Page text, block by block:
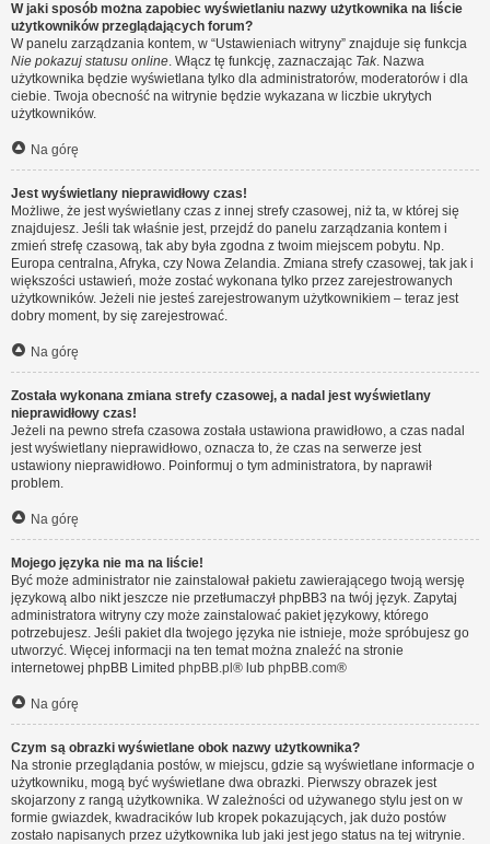
W jaki sposób można zapobiec wyświetlaniu nazwy użytkownika na liście
użytkowników przeglądających forum?
W panelu zarządzania kontem, w “Ustawieniach witryny” znajduje się funkcja
Nie pokazuj statusu online. Włącz tę funkcję, zaznaczając Tak. Nazwa
użytkownika będzie wyświetlana tylko dla administratorów, moderatorów i dla
ciebie. Twoja obecność na witrynie będzie wykazana w liczbie ukrytych
użytkowników.
Na górę
Jest wyświetlany nieprawidłowy czas!
Możliwe, że jest wyświetlany czas z innej strefy czasowej, niż ta, w której się
znajdujesz. Jeśli tak właśnie jest, przejdź do panelu zarządzania kontem i
zmień strefę czasową, tak aby była zgodna z twoim miejscem pobytu. Np.
Europa centralna, Afryka, czy Nowa Zelandia. Zmiana strefy czasowej, tak jak i
większości ustawień, może zostać wykonana tylko przez zarejestrowanych
użytkowników. Jeżeli nie jesteś zarejestrowanym użytkownikiem – teraz jest
dobry moment, by się zarejestrować.
Na górę
Została wykonana zmiana strefy czasowej, a nadal jest wyświetlany
nieprawidłowy czas!
Jeżeli na pewno strefa czasowa została ustawiona prawidłowo, a czas nadal
jest wyświetlany nieprawidłowo, oznacza to, że czas na serwerze jest
ustawiony nieprawidłowo. Poinformuj o tym administratora, by naprawił
problem.
Na górę
Mojego języka nie ma na liście!
Być może administrator nie zainstalował pakietu zawierającego twoją wersję
językową albo nikt jeszcze nie przetłumaczył phpBB3 na twój język. Zapytaj
administratora witryny czy może zainstalować pakiet językowy, którego
potrzebujesz. Jeśli pakiet dla twojego języka nie istnieje, może spróbujesz go
utworzyć. Więcej informacji na ten temat można znaleźć na stronie
internetowej phpBB Limited phpBB.pl ® lub phpBB.com®
Na górę
Czym są obrazki wyświetlane obok nazwy użytkownika?
Na stronie przeglądania postów, w miejscu, gdzie są wyświetlane informacje o
użytkowniku, mogą być wyświetlane dwa obrazki. Pierwszy obrazek jest
skojarzony z rangą użytkownika. W zależności od używanego stylu jest on w
formie gwiazdek, kwadracików lub kropek pokazujących, jak dużo postów
zostało napisanych przez użytkownika lub jaki jest jego status na tej witrynie.